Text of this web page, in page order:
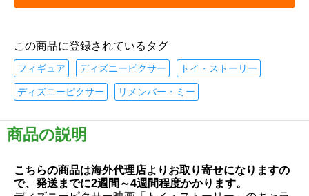
この商品に登録されているタグ
フィギュア ディズニーピクサー トイ・ストーリー
ディズニーピクサー リメンバー・ミー
商品の説明
こちらの商品は海外代理店よりお取り寄せになりますの
で、発送までに2週間～4週間程度かかります。